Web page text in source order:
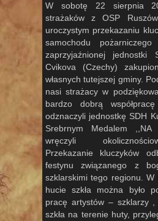
W sobotę 22 sierpnia
strażaków z OSP
uroczystym przekazaniu
samochodu
zaprzyjaźnionej jednostki
Cvikova (Czechy)
własnych tutejszej gminy.
nasi strażacy w
bardzo dobrą współpracę
odznaczyli jednostkę SDH
Srebrnym Medalem
wręczyli
Przekazanie kluczyków
festynu związanego z
szklarskimi tego regionu. W
hucie szkła można było
pracę artystów – szklarzy ,
szkła na terenie huty,